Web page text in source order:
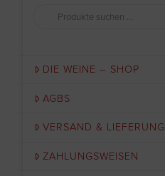
Suchen
DIE WEINE – SHOP
AGBS
VERSAND & LIEFERUNG
ZAHLUNGSWEISEN